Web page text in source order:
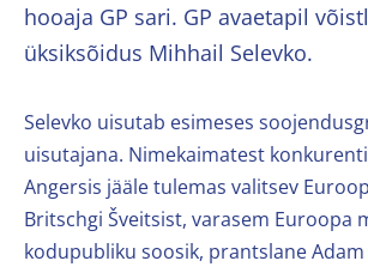
hooaja GP sari. GP avaetapil
üksiksõidus Mihhail Selevko.
Selevko uisutab esimeses
uisutajana. Nimekaimatest
Angersis jääle tulemas valitsev
Britschgi Šveitsist, varasem Euroopa
kodupubliku soosik, prantslane Adam